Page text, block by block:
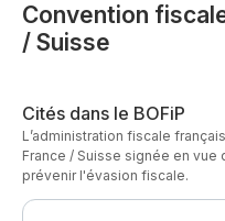
Convention
/ Suisse
Cités dans le BOFiP
L’administration fiscale
France / Suisse signée en
prévenir l'évasion fiscale.